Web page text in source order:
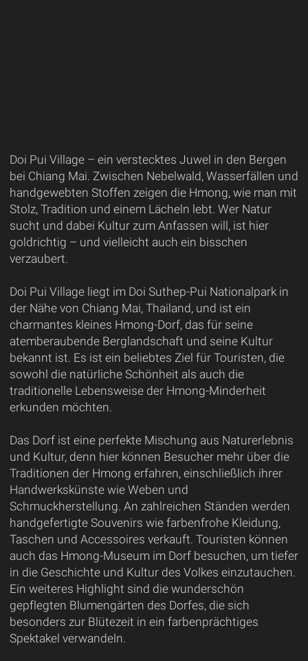
Doi Pui Village – ein verstecktes Juwel in den Bergen
bei Chiang Mai. Zwischen Nebelwald, Wasserfällen und
handgewebten Stoffen zeigen die Hmong, wie man mit
Stolz, Tradition und einem Lächeln lebt. Wer Natur
sucht und dabei Kultur zum Anfassen will, ist hier
goldrichtig – und vielleicht auch ein bisschen
verzaubert.
Doi Pui Village liegt im Doi Suthep-Pui Nationalpark in
der Nähe von Chiang Mai, Thailand, und ist ein
charmantes kleines Hmong-Dorf, das für seine
atemberaubende Berglandschaft und seine Kultur
bekannt ist. Es ist ein beliebtes Ziel für Touristen, die
sowohl die natürliche Schönheit als auch die
traditionelle Lebensweise der Hmong-Minderheit
erkunden möchten.
Das Dorf ist eine perfekte Mischung aus Naturerlebnis
und Kultur, denn hier können Besucher mehr über die
Traditionen der Hmong erfahren, einschließlich ihrer
Handwerkskünste wie Weben und
Schmuckherstellung. An zahlreichen Ständen werden
handgefertigte Souvenirs wie farbenfrohe Kleidung,
Taschen und Accessoires verkauft. Touristen können
auch das Hmong-Museum im Dorf besuchen, um tiefer
in die Geschichte und Kultur des Volkes einzutauchen.
Ein weiteres Highlight sind die wunderschön
gepflegten Blumengärten des Dorfes, die sich
besonders zur Blütezeit in ein farbenprächtiges
Spektakel verwandeln.